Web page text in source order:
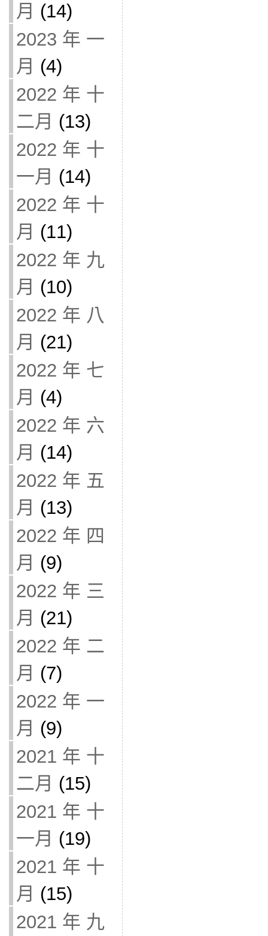
月 (14)
2023 年 一
月 (4)
2022 年 十
二月 (13)
2022 年 十
一月 (14)
2022 年 十
月 (11)
2022 年 九
月 (10)
2022 年 八
月 (21)
2022 年 七
月 (4)
2022 年 六
月 (14)
2022 年 五
月 (13)
2022 年 四
月 (9)
2022 年 三
月 (21)
2022 年 二
月 (7)
2022 年 一
月 (9)
2021 年 十
二月 (15)
2021 年 十
一月 (19)
2021 年 十
月 (15)
2021 年 九